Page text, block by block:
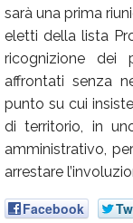
sarà una prima
eletti della lista
ricognizione dei
affrontati senza
punto su cui
di territorio, in
amministrativo,
arrestare
Facebook